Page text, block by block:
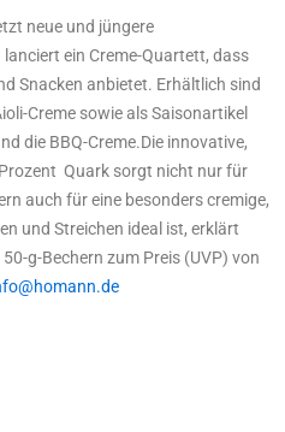
neue und jüngere
ein Creme-Quartett, dass
Snacken anbietet. Erhältlich sind
Creme sowie als Saisonartikel
die BBQ-Creme.Die innovative,
Quark sorgt nicht nur für
auch für eine besonders cremige,
und Streichen ideal ist, erklärt
g-Bechern zum Preis (UVP) von